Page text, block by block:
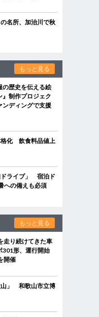
名所、加治川で秋
もっと見る
の歴史を伝える絵
』制作プロジェク
ディングで支援
格化 飲食料品値上
ドライブ」 宿泊ド
への備えも必須
もっと見る
走り続けてきた車
形、運行開始
開催
山」 和歌山市立博